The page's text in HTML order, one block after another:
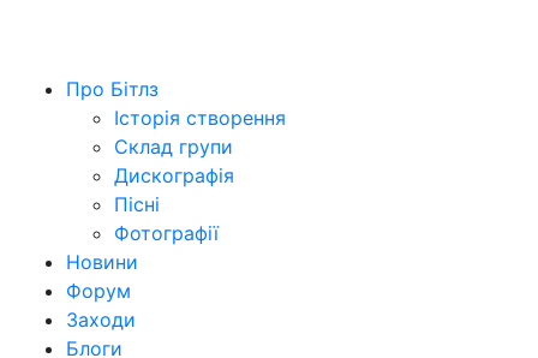
Про Бітлз
Історія створення
Склад групи
Дискографія
Пісні
Фотографії
Новини
Форум
Заходи
Блоги